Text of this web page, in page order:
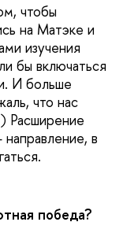
чтобы
на Матэке и
изучения
бы включаться
И больше
что нас
Расширение
в
победа?